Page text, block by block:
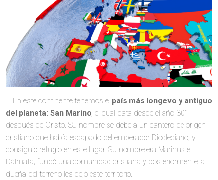
– En este continente tenemos el país más longevo y antiguo
del planeta: San Marino; el cual data desde el año 301
después de Cristo. Su nombre se debe a un cantero de origen
cristiano que había escapado del emperador Diocleciano, y
consiguió refugio en este lugar. Su nombre era Marinus el
Dálmata; fundó una comunidad cristiana y posteriormente la
dueña del terreno les dejó este territorio.